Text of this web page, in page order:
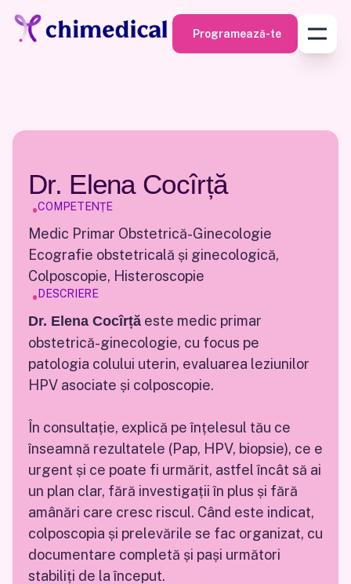
Programează-te
Programează-te
Dr. Elena Cocîrță
•COMPETENȚE
Medic Primar Obstetrică-Ginecologie
Ecografie obstetricală și ginecologică,
Colposcopie, Histeroscopie
• DESCRIERE
Dr. Elena Cocîrță este medic primar
obstetrică-ginecologie, cu focus pe
patologia colului uterin, evaluarea leziunilor
HPV asociate și colposcopie.
În consultație, explică pe înțelesul tău ce
înseamnă rezultatele (Pap, HPV, biopsie), ce e
urgent și ce poate fi urmărit, astfel încât să ai
un plan clar, fără investigații în plus și fără
amânări care cresc riscul. Când este indicat,
colposcopia și prelevările se fac organizat, cu
documentare completă și pași următori
stabiliți de la început.